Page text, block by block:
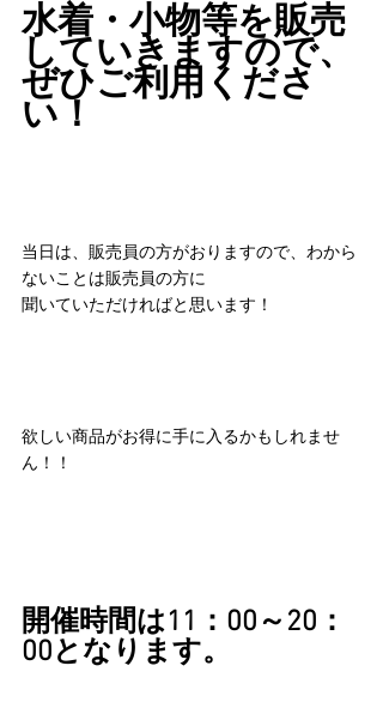
水着・小物等を販売
していきますので、
ぜひご利用くださ
い！
当日は、販売員の方がおりますので、わから
ないことは販売員の方に
聞いていただければと思います！
欲しい商品がお得に手に入るかもしれませ
ん！！
開催時間は11：00～20：
00となります。